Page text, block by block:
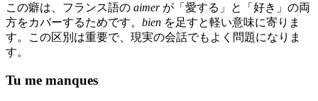
この癖は、フランス語の aimerが「愛する」と「好き」の両
方をカバーするためです。 bien を足すと軽い意味に寄りま
す。この区別は重要で、現実の会話でもよく問題になりま
す。
Tu me manques